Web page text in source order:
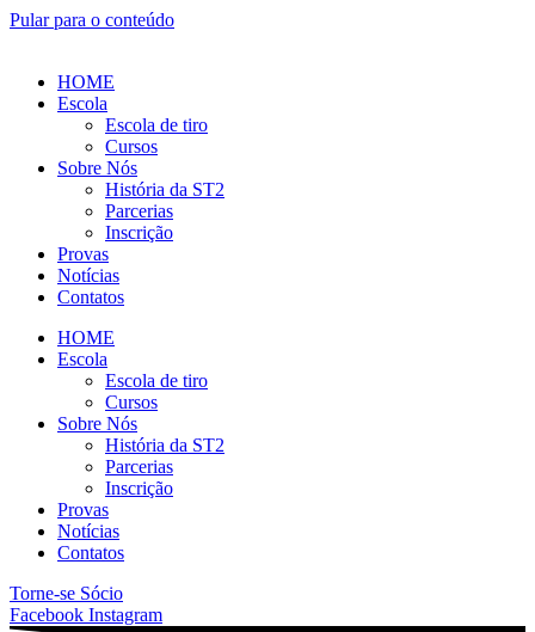
Pular para o conteúdo
HOME
Escola
Escola de tiro
Cursos
Sobre Nós
História da ST2
Parcerias
Inscrição
Provas
Notícias
Contatos
HOME
Escola
Escola de tiro
Cursos
Sobre Nós
História da ST2
Parcerias
Inscrição
Provas
Notícias
Contatos
Torne-se Sócio
Facebook Instagram